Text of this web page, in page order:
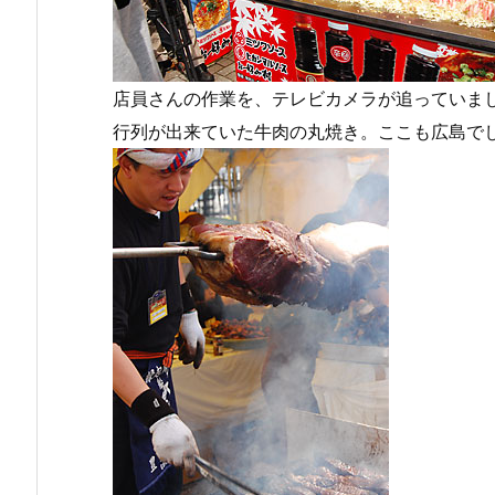
店員さんの作業を、テレビカメラが追っていま
行列が出来ていた牛肉の丸焼き。ここも広島で